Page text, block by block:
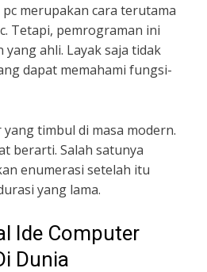
merupakan cara terutama
Tetapi, pemrograman ini
ahli. Layak saja tidak
dapat memahami fungsi-
timbul di masa modern.
berarti. Salah satunya
enumerasi setelah itu
yang lama.
Ide Computer
Dunia